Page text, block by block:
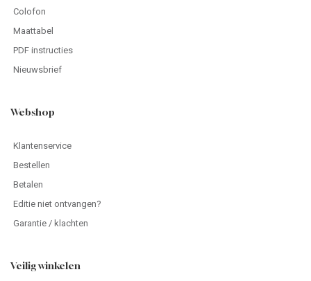
Colofon
Maattabel
PDF instructies
Nieuwsbrief
Webshop
Klantenservice
Bestellen
Betalen
Editie niet ontvangen?
Garantie / klachten
Veilig winkelen